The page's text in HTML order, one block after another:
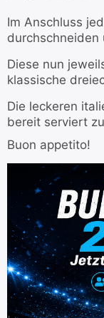
Im Anschluss
durchschneiden
Diese nun
klassische
Die leckeren
bereit serviert
Buon appetito!